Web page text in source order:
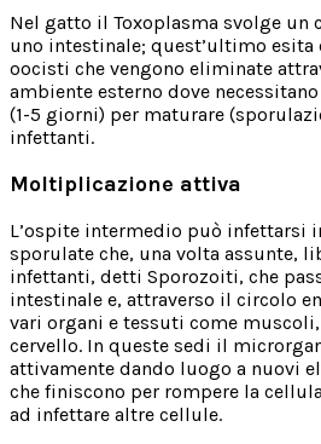
Nel gatto il Toxoplasma svolge un
uno intestinale; quest’ultimo esita
oocisti che vengono eliminate
ambiente esterno dove
(1-5 giorni) per maturare
infettanti.
Moltiplicazione attiva
L’ospite intermedio può infettarsi
sporulate che, una volta assunte,
infettanti, detti Sporozoiti, che
intestinale e, attraverso il circolo
vari organi e tessuti come
cervello. In queste sedi il
attivamente dando luogo a nuovi
che finiscono per rompere la
ad infettare altre cellule.